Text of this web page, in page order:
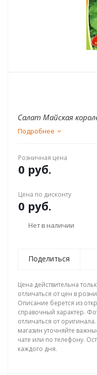
Салат Майская
Подробнее
Розничная цена
0 руб.
Цена по дисконту
0 руб.
Нет в наличии
Поделиться
Цена действительна
отличаться от цен в
Описание берется из
справочный характер.
отличаться от
магазин уточняйте
чате или по телефону.
каждого дня.